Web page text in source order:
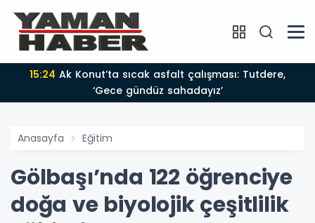
15:24
‘Gece gündüz sahadayız’
Anasayfa Eğitim
Gölbaşı’nda 122 öğrenciye
doğa ve biyolojik çeşitlilik